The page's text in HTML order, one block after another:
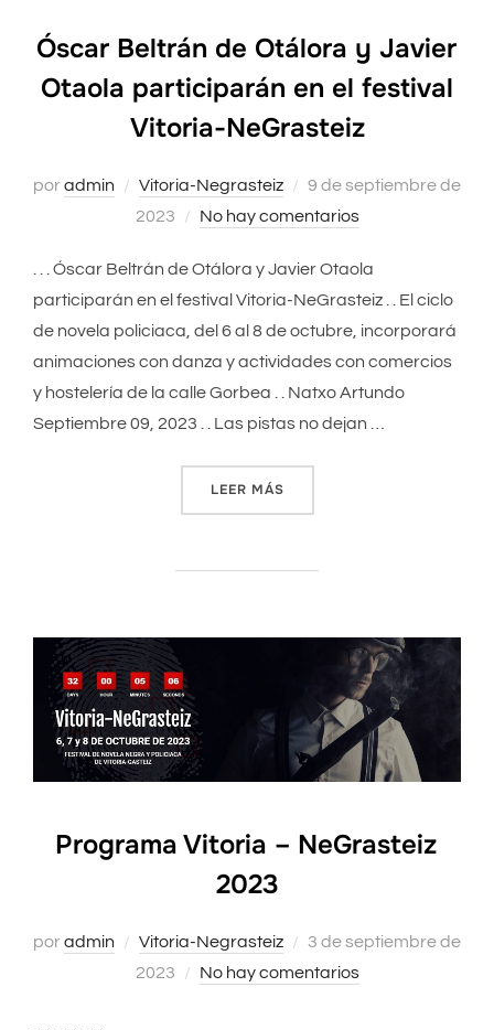
Óscar Beltrán de Otálora y Javier
Otaola participarán en el festival
Vitoria-NeGrasteiz
poradmin Vitoria-Negrasteiz
Publicado
el
9 de septiembre de
2023
No hay comentarios
. . . Óscar Beltrán de Otálora y Javier Otaola
participarán en el festival Vitoria-NeGrasteiz . . El ciclo
de novela policiaca, del 6 al 8 de octubre, incorporará
animaciones con danza y actividades con comercios
y hostelería de la calle Gorbea . . Natxo Artundo
Septiembre 09, 2023 . . Las pistas no dejan …
LEER MÁS
Programa Vitoria – NeGrasteiz
2023
poradmin Vitoria-Negrasteiz
Publicado
el
3 de septiembre de
2023
No hay comentarios